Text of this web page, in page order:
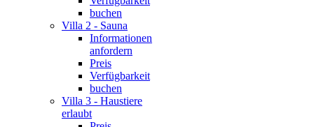
buchen
Villa 2 - Sauna
Informationen
anfordern
Preis
Verfügbarkeit
buchen
Villa 3 - Haustiere
erlaubt